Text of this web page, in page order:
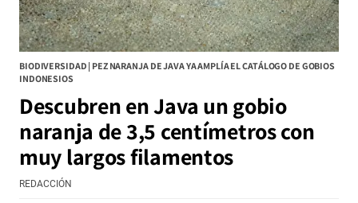
BIODIVERSIDAD | PEZ NARANJA DE JAVA YA AMPLÍA EL CATÁLOGO DE GOBIOS
INDONESIOS
Descubren en Java un gobio
naranja de 3,5 centímetros con
muy largos filamentos
REDACCIÓN